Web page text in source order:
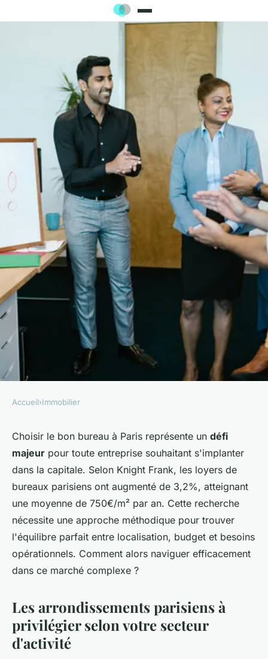
Trouver la location de bureau
idéale à paris : nos conseils
Arthur•11 novembre 2025•7 min de lecture
Accueil›Immobilier
Choisir le bon bureau à Paris représente un défi
majeur pour toute entreprise souhaitant s'implanter
dans la capitale. Selon Knight Frank, les loyers de
bureaux parisiens ont augmenté de 3,2%, atteignant
une moyenne de 750€/m² par an. Cette recherche
nécessite une approche méthodique pour trouver
l'équilibre parfait entre localisation, budget et besoins
opérationnels. Comment alors naviguer efficacement
dans ce marché complexe ?
Les arrondissements parisiens à
privilégier selon votre secteur
d'activité